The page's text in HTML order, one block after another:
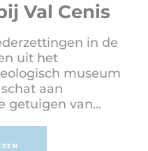
Val Cenis
in de
uit het
museum
aan
getuigen van...